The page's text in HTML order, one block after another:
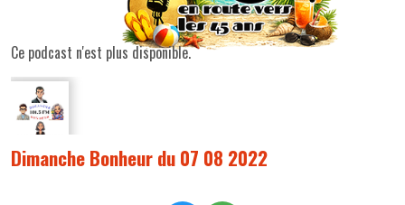
Ce podcast n'est plus disponible.
Dimanche Bonheur du 07 08 2022